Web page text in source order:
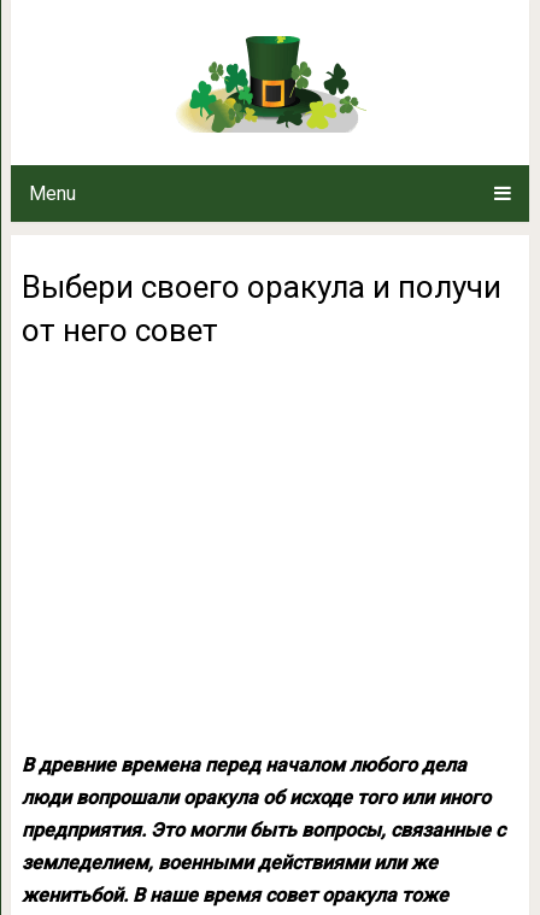
Menu
Выбери своего оракула
Выбери своего оракула и получи
от него совет
В древние времена перед началом любого дела
люди вопрошали оракула об исходе того или иного
предприятия. Это могли быть вопросы, связанные с
земледелием, военными действиями или же
женитьбой. В наше время совет оракула тоже